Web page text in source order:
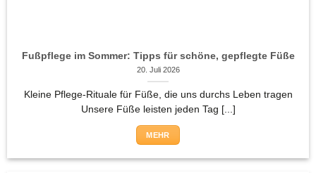
Fußpflege im Sommer: Tipps für schöne, gepflegte Füße
20. Juli 2026
Kleine Pflege-Rituale für Füße, die uns durchs Leben tragen
Unsere Füße leisten jeden Tag [...]
MEHR